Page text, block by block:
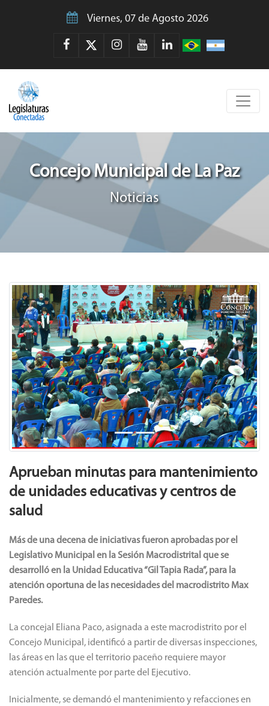
Viernes, 07 de Agosto 2026
Concejo Municipal de La Paz
Noticias
Previous Next
Aprueban minutas para mantenimiento
de unidades educativas y centros de
salud
Más de una decena de iniciativas fueron aprobadas por el
Legislativo Municipal en la Sesión Macrodistrital que se
desarrolló en la Unidad Educativa “Gil Tapia Rada”, para la
atención oportuna de las necesidades del macrodistrito Max
Paredes.
La concejal Eliana Paco, asignada a este macrodistrito por el
Concejo Municipal, identificó a partir de diversas inspecciones,
las áreas en las que el territorio paceño requiere mayor
atención actualmente por parte del Ejecutivo.
Inicialmente, se demandó el mantenimiento y refacciones en